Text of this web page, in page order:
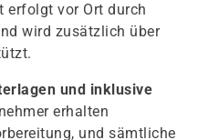
erfolgt vor Ort durch
wird zusätzlich über
und inklusive
erhalten
und sämtliche